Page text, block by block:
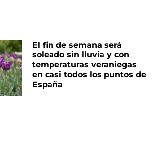
El fin de semana será
soleado sin lluvia y con
temperaturas veraniegas
en casi todos los puntos de
España